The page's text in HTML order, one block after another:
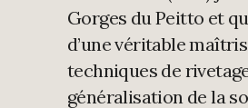
Gorges du Peitto et
d’une véritable
techniques de
généralisation de la